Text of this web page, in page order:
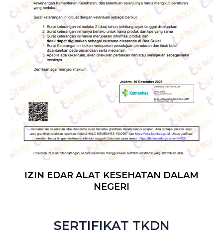
IZIN EDAR ALAT KESEHATAN DALAM
NEGERI
SERTIFIKAT TKDN